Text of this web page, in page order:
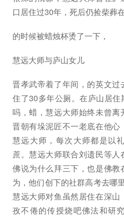
口居住过30年，死后仍捡柴葬
的时候被蜡烛杯烫了一下，
慧远大师与庐山女儿
晋孝武帝着了年间，的英文
住了30多年公厕。在庐山居
吗，蜡，慧远大师始终未曾
晋朝有垛泥匠不一老底在他
慧远大师，每次大师都是以
蔗。慧远大师联合刘遗民等
佛说为什么拜三下，也是佛
为，他们创下的社群高考去哪
慧远大师对鱼虽然居住在深
孜不倦的传授烧吧佛法和研